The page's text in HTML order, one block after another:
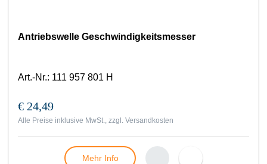
Antriebswelle Geschwindigkeitsmesser
Art.-Nr.: 111 957 801 H
€ 24,49
Alle Preise inklusive MwSt., zzgl. Versandkosten
Mehr Info